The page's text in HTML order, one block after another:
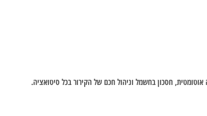
חסכון בחשמל וניהול חכם של הקירור בכל סיטואציה.